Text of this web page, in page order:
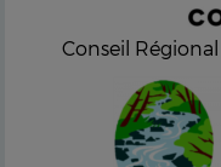
Conseil